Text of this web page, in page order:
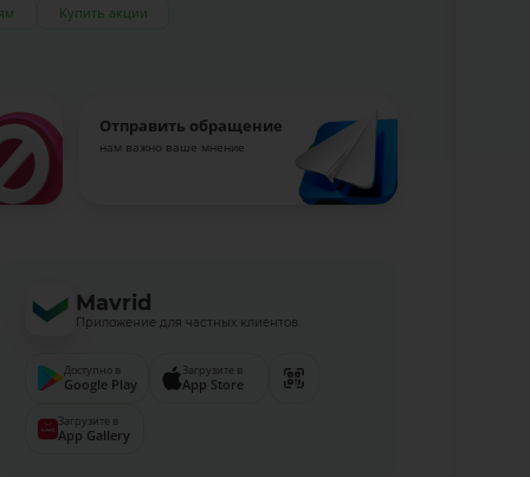
Купить акции
Отправить обращение
нам важно ваше мнение
Mavrid
Приложение для частных клиентов
Доступно в
Google Play
Загрузите в
App Store
Загрузите в
App Gallery